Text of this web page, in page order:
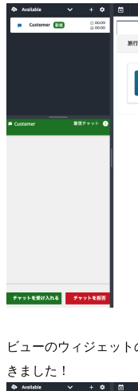
ビューのウィジェッ
きました！